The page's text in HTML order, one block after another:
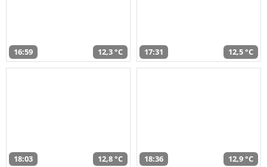
16:59 12,3 °C 17:31 12,5 °C
18:03 12,8 °C 18:36 12,9 °C